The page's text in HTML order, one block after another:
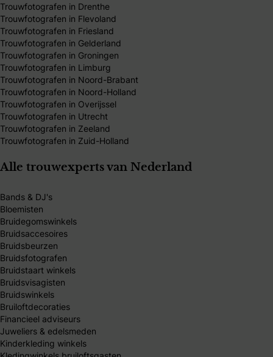
Trouwfotografen in Drenthe
Trouwfotografen in Flevoland
Trouwfotografen in Friesland
Trouwfotografen in Gelderland
Trouwfotografen in Groningen
Trouwfotografen in Limburg
Trouwfotografen in Noord-Brabant
Trouwfotografen in Noord-Holland
Trouwfotografen in Overijssel
Trouwfotografen in Utrecht
Trouwfotografen in Zeeland
Trouwfotografen in Zuid-Holland
Alle trouwexperts van Nederland
Bands & DJ's
Bloemisten
Bruidegomswinkels
Bruidsaccesoires
Bruidsbeurzen
Bruidsfotografen
Bruidstaart winkels
Bruidsvisagisten
Bruidswinkels
Bruiloftdecoraties
Financieel adviseurs
Juweliers & edelsmeden
Kinderkleding winkels